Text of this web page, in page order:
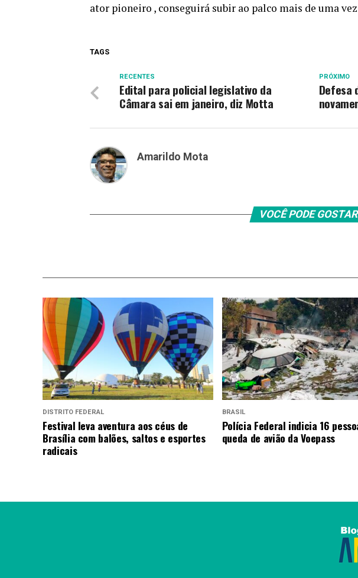
ator pioneiro , conseguirá subir ao palco mais de uma
TAGS
PRÓXIMO
Defesa
RECENTES
Edital para policial legislativo da
Câmara sai em janeiro, diz Motta
Amarildo Mota
VOCÊ PODE GOSTAR
DISTRITO FEDERAL
Festival leva aventura aos céus de
Brasília com balões, saltos e esportes
radicais
BRASIL
Polícia Federal indicia 16
queda de avião da Voepass